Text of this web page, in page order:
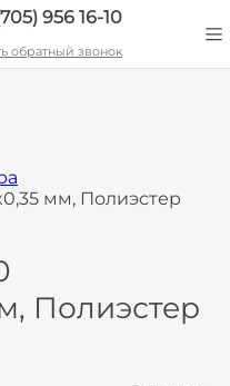
956 16-10
обратный звонок
мм, Полиэстер
Полиэстер